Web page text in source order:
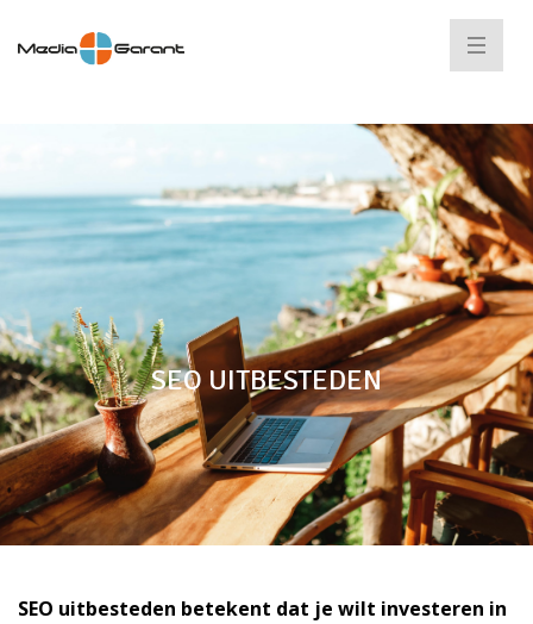
SEO UITBESTEDEN
SEO uitbesteden betekent dat je wilt investeren in